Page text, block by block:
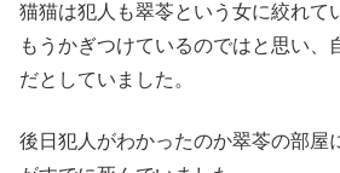
猫猫は犯人も翠苓という女に絞れて
もうかぎつけているのではと思い、
だとしていました。
後日犯人がわかったのか翠苓の部屋